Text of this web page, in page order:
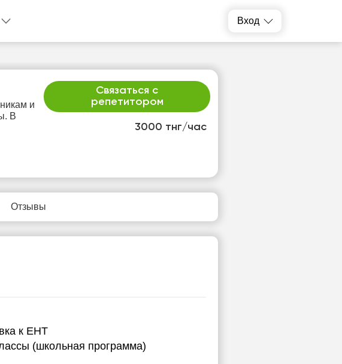
Вход
3000 тнг/час
Связаться с
репетитором
и
В
Отзывы
к ЕНТ
(школьная программа)
13
14
15
Нет
свободных
свободных